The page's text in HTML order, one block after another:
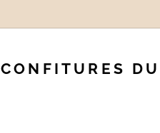
CONFITURES